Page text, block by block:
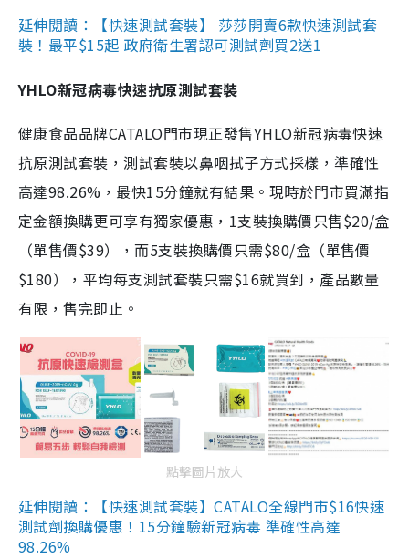
延伸閱讀：【快速測試套裝】 莎莎開賣6款快速測試套
裝！最平$15起 政府衛生署認可測試劑買2送1
YHLO新冠病毒快速抗原測試套裝
健康食品品牌CATALO門市現正發售YHLO新冠病毒快速
抗原測試套裝，測試套裝以鼻咽拭子方式採樣，準確性
高達98.26%，最快15分鐘就有結果。現時於門市買滿指
定金額換購更可享有獨家優惠，1支裝換購價只售$20/盒
（單售價$39），而5支裝換購價只需$80/盒（單售價
$180），平均每支測試套裝只需$16就買到，產品數量
有限，售完即止。
點擊圖片放大
延伸閱讀：【快速測試套裝】CATALO全線門市$16快速
測試劑換購優惠！15分鐘驗新冠病毒 準確性高達
98.26%